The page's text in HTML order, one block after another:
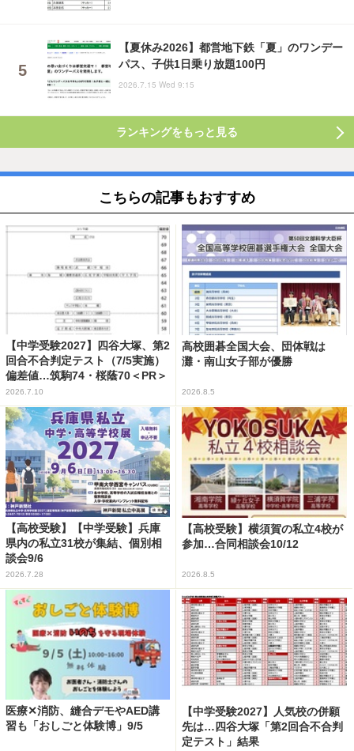
【夏休み2026】都営地下鉄「夏」のワンデー
パス、子供1日乗り放題100円
2026.7.15 Wed 9:15
ランキングをもっと見る
こちらの記事もおすすめ
【中学受験2027】四谷大塚、第2
回合不合判定テスト（7/5実施）
偏差値…筑駒74・桜蔭70＜PR＞
2026.7.10
高校囲碁全国大会、団体戦は
灘・南山女子部が優勝
2026.8.5
【高校受験】【中学受験】兵庫
県内の私立31校が集結、個別相
談会9/6
2026.7.28
【高校受験】横須賀の私立4校が
参加…合同相談会10/12
2026.8.5
医療✕消防、縫合デモやAED講
習も「おしごと体験博」9/5
【中学受験2027】人気校の併願
先は…四谷大塚「第2回合不合判
定テスト」結果